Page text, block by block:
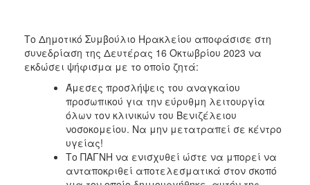
2012
2011
2010
2006
Το Δημοτικό Συμβούλιο Ηρακλείου αποφάσισε στη
συνεδρίαση της Δευτέρας 16 Οκτωβρίου 2023 να
εκδώσει ψήφισμα με το οποίο ζητά:
Άμεσες προσλήψεις του αναγκαίου
προσωπικού για την εύρυθμη λειτουργία
όλων τον κλινικών του Βενιζέλειου
νοσοκομείου. Να μην μετατραπεί σε κέντρο
υγείας!
Το ΠΑΓΝΗ να ενισχυθεί ώστε να μπορεί να
ανταποκριθεί αποτελεσματικά στον σκοπό